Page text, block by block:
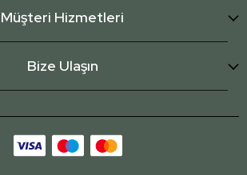
Müşteri Hizmetleri
Bize Ulaşın